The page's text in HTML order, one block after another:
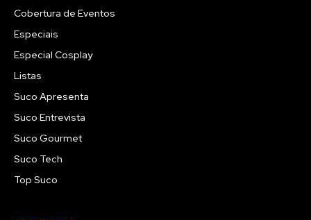
Cobertura de Eventos
Especiais
Especial Cosplay
Listas
Suco Apresenta
Suco Entrevista
Suco Gourmet
Suco Tech
Top Suco